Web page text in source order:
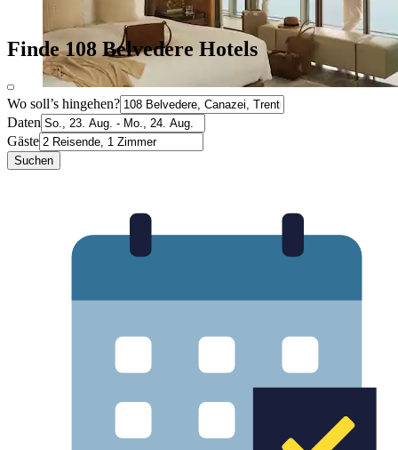
Finde 108 Belvedere Hotels
Wo soll’s hingehen?
Daten
Gäste
Suchen